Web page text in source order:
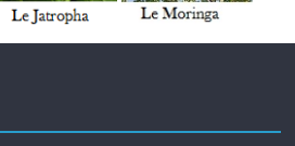
nutritionnelle (ENN) 2022 au
Faso